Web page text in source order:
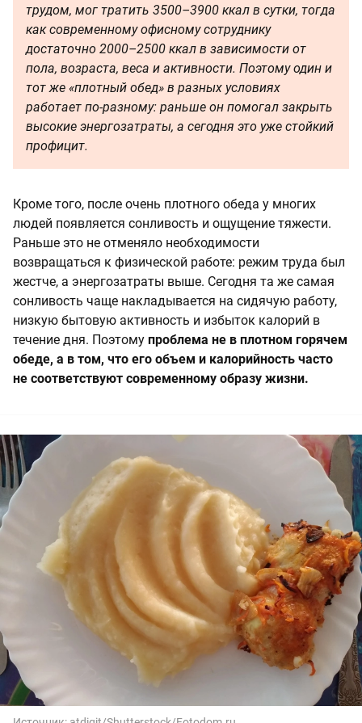
трудом, мог тратить 3500–3900 ккал в сутки, тогда
как современному офисному сотруднику
достаточно 2000–2500 ккал в зависимости от
пола, возраста, веса и активности. Поэтому один и
тот же «плотный обед» в разных условиях
работает по-разному: раньше он помогал закрыть
высокие энергозатраты, а сегодня это уже стойкий
профицит.
Кроме того, после очень плотного обеда у многих
людей появляется сонливость и ощущение тяжести.
Раньше это не отменяло необходимости
возвращаться к физической работе: режим труда был
жестче, а энергозатраты выше. Сегодня та же самая
сонливость чаще накладывается на сидячую работу,
низкую бытовую активность и избыток калорий в
течение дня. Поэтому проблема не в плотном горячем
обеде, а в том, что его объем и калорийность часто
не соответствуют современному образу жизни.